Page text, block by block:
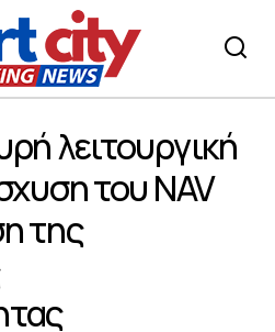
δραστηριότητας
λειτουργική
του NAV
της